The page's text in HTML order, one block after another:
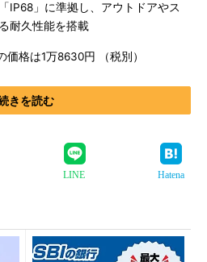
IP68」に準拠し、アウトドアやス
耐久性能を搭載
格は1万8630円 （税別）
きを読む
LINE Hatena